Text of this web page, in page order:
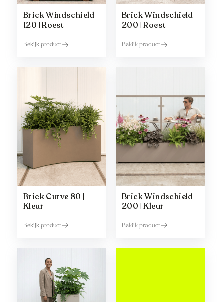
Brick Windschield
120 | Roest
Bekijk product
Brick Windschield
200 | Roest
Bekijk product
Brick Curve 80 |
Kleur
Bekijk product
Brick Windschield
200 | Kleur
Bekijk product